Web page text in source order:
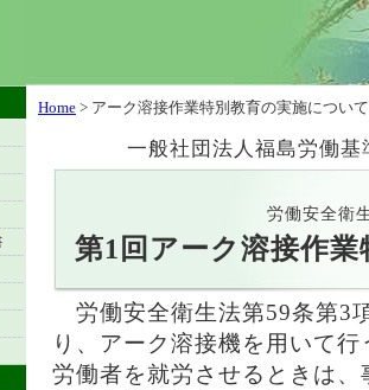
Home > アーク溶接作業特別教育の実施について
一般社団法人福島労働
労働安全衛
第1回アーク溶接作
労働安全衛生法第59条第3
り、アーク溶接機を用いて
労働者を就労させるときは